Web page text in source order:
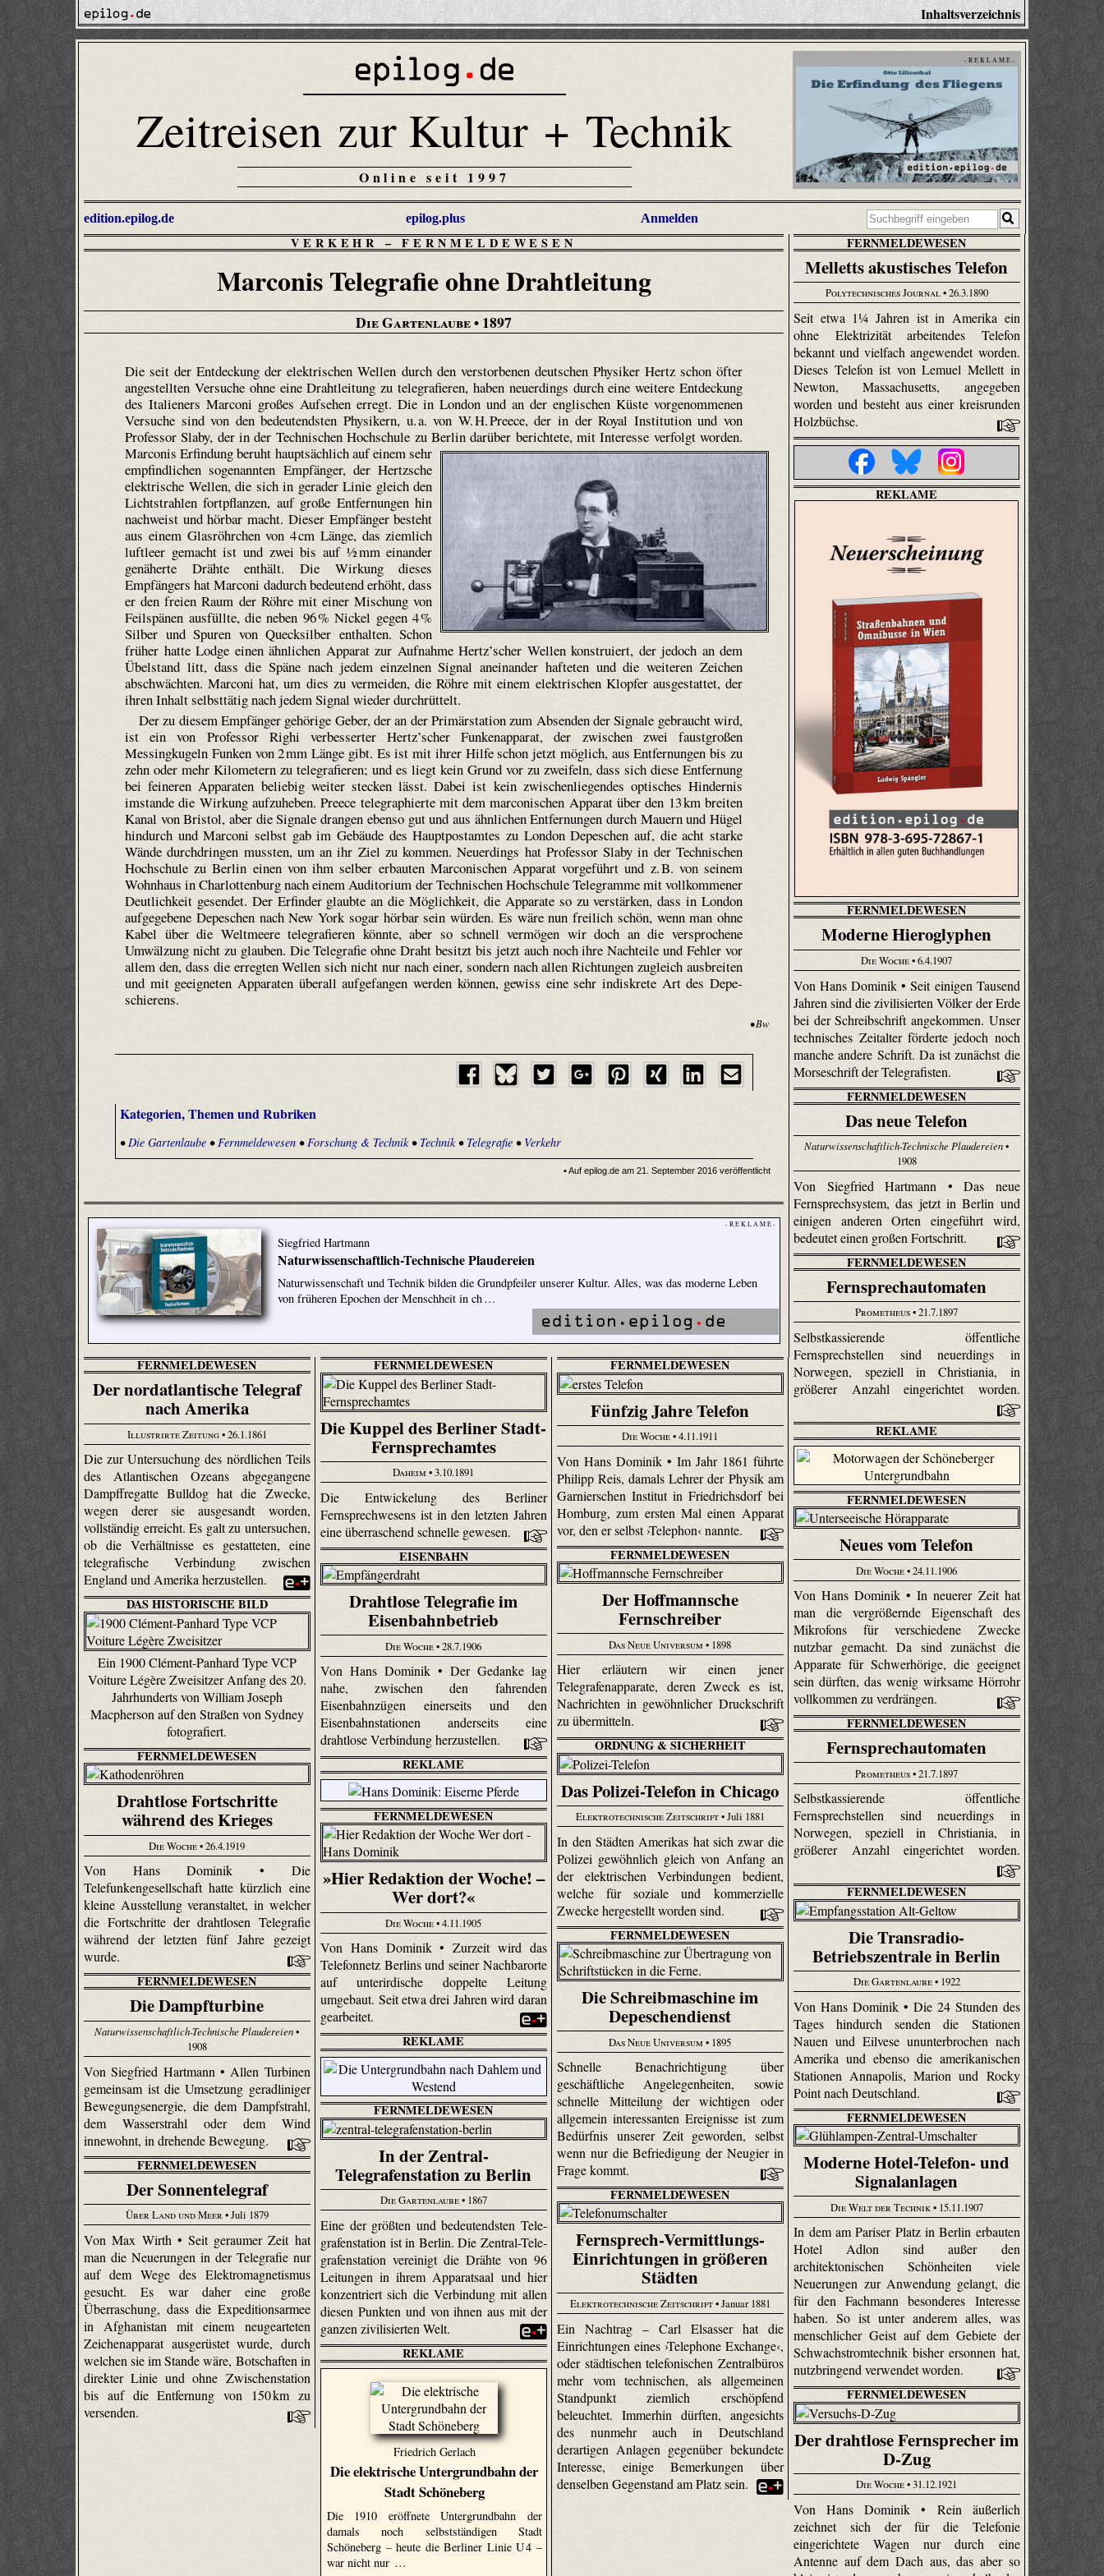
Inhaltsverzeichnis
Zeitreisen zur Kultur + Technik
Online seit 1997
- R E K L A M E -
edition.epilog.de epilog.plus Anmelden
VERKEHR–FERNMELDEWESEN
Marconis Telegrafie ohne Drahtleitung
Die Gartenlaube• 1897
Die seit der Entdeckung der elektrischen Wellen durch den verstorbenen deutschen Physiker Hertz schon öfter
angestellten Versuche ohne eine Drahtleitung zu telegrafieren, haben neuerdings durch eine weitere Entdeckung
des Italieners Marconi großes Aufsehen erregt. Die in London und an der englischen Küste vorgenommenen
Versuche sind von den bedeutendsten Physikern, u. a. von W. H. Preece, der in der Royal Institution und von
Professor Slaby, der in der Technischen Hochschule zu Berlin darüber berichtete, mit Interesse verfolgt worden.
Marconis Erfindung beruht hauptsächlich auf einem sehr
empfindlichen sogenannten Empfänger, der Hertzsche
elektrische Wellen, die sich in gerader Linie gleich den
Lichtstrahlen fortpflanzen, auf große Entfernungen hin
nachweist und hörbar macht. Dieser Empfänger besteht
aus einem Glasröhrchen von 4 cm Länge, das ziemlich
luftleer gemacht ist und zwei bis auf ½ mm einander
genäherte Drähte enthält. Die Wirkung dieses
Empfängers hat Marconi dadurch bedeutend erhöht, dass
er den freien Raum der Röhre mit einer Mischung von
Feilspänen ausfüllte, die neben 96 % Nickel gegen 4 %
Silber und Spuren von Quecksilber enthalten. Schon
früher hatte Lodge einen ähnlichen Apparat zur Aufnahme Hertz’scher Wellen konstruiert, der jedoch an dem
Übelstand litt, dass die Späne nach jedem einzelnen Signal aneinander hafteten und die weiteren Zeichen
abschwächten. Marconi hat, um dies zu vermeiden, die Röhre mit einem elektrischen Klopfer ausgestattet, der
ihren Inhalt selbsttätig nach jedem Signal wieder durchrüttelt.
Der zu diesem Empfänger gehörige Geber, der an der Primär­station zum Absenden der Signale gebraucht wird,
ist ein von Professor Righi verbesserter Hertz’scher Funken­apparat, der zwischen zwei faustgroßen
Messingkugeln Funken von 2 mm Länge gibt. Es ist mit ihrer Hilfe schon jetzt möglich, aus Entfernungen bis zu
zehn oder mehr Kilometern zu telegrafieren; und es liegt kein Grund vor zu zweifeln, dass sich diese Entfernung
bei feineren Apparaten beliebig weiter stecken lässt. Dabei ist kein zwischen­liegendes optisches Hindernis
imstande die Wirkung aufzuheben. Preece telegraphierte mit dem marconischen Apparat über den 13 km breiten
Kanal von Bristol, aber die Signale drangen ebenso gut und aus ähnlichen Entfernungen durch Mauern und Hügel
hindurch und Marconi selbst gab im Gebäude des Hauptpostamtes zu London Depeschen auf, die acht starke
Wände durchdringen mussten, um an ihr Ziel zu kommen. Neuerdings hat Professor Slaby in der Technischen
Hochschule zu Berlin einen von ihm selber erbauten Marconischen Apparat vorgeführt und z. B. von seinem
Wohnhaus in Charlottenburg nach einem Auditorium der Technischen Hochschule Telegramme mit vollkommener
Deutlichkeit gesendet. Der Erfinder glaubte an die Möglichkeit, die Apparate so zu verstärken, dass in London
aufgegebene Depeschen nach New York sogar hörbar sein würden. Es wäre nun freilich schön, wenn man ohne
Kabel über die Weltmeere telegrafieren könnte, aber so schnell vermögen wir doch an die versprochene
Umwälzung nicht zu glauben. Die Telegrafie ohne Draht besitzt bis jetzt auch noch ihre Nachteile und Fehler vor
allem den, dass die erregten Wellen sich nicht nur nach einer, sondern nach allen Richtungen zugleich ausbreiten
und mit geeigneten Apparaten überall aufgefangen werden können, gewiss eine sehr indiskrete Art des Depe­
schierens.
• Bw
Kategorien, Themen und Rubriken
•Die Gartenlaube •Fernmeldewesen •Forschung & Technik• Technik• Telegrafie • Verkehr
• Auf epilog.de am 21. September 2016 veröffentlicht
- R E K L A M E -
Siegfried Hartmann
Naturwissenschaftlich-Technische Plaudereien
Naturwissenschaft und Technik bilden die Grundpfeiler unserer Kultur. Alles, was das moderne Leben
von früheren Epochen der Menschheit in ch …
FERNMELDEWESEN
Melletts akustisches Telefon
Polytechnisches Journal• 26.3.1890
Seit etwa 1¼ Jahren ist in Amerika ein
ohne Elektrizität arbeitendes Telefon
bekannt und vielfach angewendet worden.
Dieses Telefon ist von Lemuel Mellett in
Newton, Massachusetts, angegeben
worden und besteht aus einer kreisrunden
Holzbüchse.
REKLAME
FERNMELDEWESEN
Moderne Hieroglyphen
Die Woche• 6.4.1907
Von Hans Dominik • Seit einigen Tausend
Jahren sind die zivilisierten Völker der Erde
bei der Schreibschrift angekommen. Unser
technisches Zeitalter förderte jedoch noch
manche andere Schrift. Da ist zunächst die
Morseschrift der Tele­gra­fisten.
FERNMELDEWESEN
Das neue Telefon
Naturwissenschaftlich-Technische Plaudereien•
1908
Von Siegfried Hartmann • Das neue
Fernsprechsystem, das jetzt in Berlin und
einigen anderen Orten eingeführt wird,
bedeutet einen großen Fortschritt.
FERNMELDEWESEN
Fernsprechautomaten
Prometheus• 21.7.1897
Selbst­kassierende öffentliche
Fernsprechstellen sind neuerdings in
Norwegen, speziell in Christiania, in
größerer Anzahl eingerichtet worden.
FERNMELDEWESEN
Der nordatlantische Telegraf
nach Amerika
Illustrirte Zeitung• 26.1.1861
Die zur Untersuchung des nördlichen Teils
des Atlantischen Ozeans abgegangene
Dampffregatte Bulldog hat die Zwecke,
wegen derer sie ausgesandt worden,
vollständig erreicht. Es galt zu untersuchen,
ob die Verhältnisse es gestatteten, eine
telegrafische Verbindung zwischen
England und Amerika herzustellen.
FERNMELDEWESEN
Die Kuppel des Berliner Stadt-
Fernsprechamtes
Daheim • 3.10.1891
Die Entwickelung des Berliner
Fernsprechwesens ist in den letzten Jahren
eine überraschend schnelle gewesen.
FERNMELDEWESEN
Fünfzig Jahre Telefon
Die Woche• 4.11.1911
Von Hans Dominik • Im Jahr 1861 führte
Philipp Reis, damals Lehrer der Physik am
Garnierschen Institut in Friedrichsdorf bei
Homburg, zum ersten Mal einen Apparat
vor, den er selbst ›Telephon‹ nannte.
REKLAME
FERNMELDEWESEN
Neues vom Telefon
Die Woche• 24.11.1906
Von Hans Dominik • In neuerer Zeit hat
man die vergrößernde Eigenschaft des
Mikrofons für verschiedene Zwecke
nutzbar gemacht. Da sind zunächst die
Apparate für Schwerhörige, die geeignet
sein dürften, das wenig wirksame Hörrohr
vollkommen zu verdrängen.
FERNMELDEWESEN
Der Hoffmannsche
Fernschreiber
Das Neue Universum • 1898
Hier erläutern wir einen jener
Telegrafenapparate, deren Zweck es ist,
Nachrichten in gewöhnlicher Druckschrift
zu übermitteln.
EISENBAHN
Drahtlose Telegrafie im
Eisenbahnbetrieb
Die Woche• 28.7.1906
Von Hans Dominik • Der Gedanke lag
nahe, zwischen den fahrenden
Eisenbahnzügen einerseits und den
Eisenbahnstationen anderseits eine
drahtlose Verbindung herzustellen.
DAS HISTORISCHE BILD
Ein 1900 Clément-Panhard Type VCP
Voiture Légère Zweisitzer Anfang des 20.
Jahrhunderts von William Joseph
Macpherson auf den Straßen von Sydney
fotografiert.
FERNMELDEWESEN
Drahtlose Fortschritte
während des Krieges
Die Woche• 26.4.1919
Von Hans Dominik • Die
Telefunkengesellschaft hatte kürzlich eine
kleine Ausstellung veranstaltet, in welcher
die Fortschritte der drahtlosen Telegrafie
während der letzten fünf Jahre gezeigt
wurde.
FERNMELDEWESEN
Fernsprechautomaten
Prometheus• 21.7.1897
Selbst­kassierende öffentliche
Fernsprechstellen sind neuerdings in
Norwegen, speziell in Christiania, in
größerer Anzahl eingerichtet worden.
ORDNUNG & SICHERHEIT
Das Polizei-Telefon in Chicago
Elektrotechnische Zeitschrift• Juli 1881
In den Städten Amerikas hat sich zwar die
Polizei gewöhnlich gleich von Anfang an
der elektrischen Verbindungen bedient,
welche für soziale und kommerzielle
Zwecke hergestellt worden sind.
REKLAME
FERNMELDEWESEN
»Hier Redaktion der Woche! –
Wer dort?«
Die Woche• 4.11.1905
Von Hans Dominik • Zurzeit wird das
Telefonnetz Berlins und seiner Nachbarorte
auf unterirdische doppelte Leitung
umgebaut. Seit etwa drei Jahren wird daran
gearbeitet.
FERNMELDEWESEN
Die Transradio-
Betriebszentrale in Berlin
Die Gartenlaube• 1922
Von Hans Dominik • Die 24 Stunden des
Tages hindurch senden die Stationen
Nauen und Eilvese ununterbrochen nach
Amerika und ebenso die amerikanischen
Stationen Anna­polis, Marion und Rocky
Point nach Deutschland.
FERNMELDEWESEN
Die Schreibmaschine im
Depeschendienst
Das Neue Universum • 1895
Schnelle Benachrichtigung über
geschäftliche Angelegenheiten, sowie
schnelle Mitteilung der wichtigen oder
allgemein interessanten Ereignisse ist zum
Bedürfnis unserer Zeit geworden, selbst
wenn nur die Befriedigung der Neugier in
Frage kommt.
FERNMELDEWESEN
Die Dampfturbine
Naturwissenschaftlich-Technische Plaudereien•
1908
Von Siegfried Hartmann • Allen Turbinen
gemeinsam ist die Umsetzung geradliniger
Bewegungsenergie, die dem Dampfstrahl,
dem Wasserstrahl oder dem Wind
innewohnt, in drehende Bewegung.
REKLAME
FERNMELDEWESEN
In der Zentral-
Telegrafenstation zu Berlin
Die Gartenlaube• 1867
Eine der größten und bedeutendsten Tele­
grafen­station ist in Berlin. Die Zentral-Tele­
grafen­station vereinigt die Drähte von 96
Leitungen in ihrem Apparat­saal und hier
konzentriert sich die Verbindung mit allen
diesen Punkten und von ihnen aus mit der
ganzen zivilisierten Welt.
FERNMELDEWESEN
Moderne Hotel-Telefon- und
Signalanlagen
Die Welt der Technik• 15.11.1907
In dem am Pariser Platz in Berlin erbauten
Hotel Adlon sind außer den
architektonischen Schönheiten viele
Neuerungen zur Anwendung gelangt, die
für den Fachmann besonderes Interesse
haben. So ist unter anderem alles, was
menschlicher Geist auf dem Gebiete der
Schwach­strom­technik bisher ersonnen hat,
nutzbringend verwendet worden.
FERNMELDEWESEN
Der Sonnentelegraf
Über Land und Meer• Juli 1879
Von Max Wirth • Seit geraumer Zeit hat
man die Neuerungen in der Telegrafie nur
auf dem Wege des Elektromagnetismus
gesucht. Es war daher eine große
Überraschung, dass die Expeditionsarmee
in Afghanistan mit einem neu­gearteten
Zeichenapparat ausgerüstet wurde, durch
welchen sie im Stande wäre, Botschaften in
direkter Linie und ohne Zwischenstation
bis auf die Entfernung von 150 km zu
versenden.
FERNMELDEWESEN
Fernsprech-Vermittlungs-
Einrichtungen in größeren
Städten
Elektrotechnische Zeitschrift• Januar 1881
Ein Nachtrag – Carl Elsasser hat die
Einrichtungen eines ›Telephone Exchange‹,
oder städtischen telefonischen Zentralbüros
mehr vom technischen, als allgemeinen
Standpunkt ziemlich erschöpfend
beleuchtet. Immerhin dürften, angesichts
des nunmehr auch in Deutschland
derartigen Anlagen gegenüber bekundete
Interesse, einige Bemerkungen über
denselben Gegenstand am Platz sein.
REKLAME
Friedrich Gerlach
Die elektrische Untergrundbahn der
Stadt Schöneberg
Die 1910 eröffnete Untergrundbahn der
damals noch selbstständigen Stadt
Schöneberg – heute die Berliner Linie U 4 –
war nicht nur …
FERNMELDEWESEN
Der drahtlose Fernsprecher im
D-Zug
Die Woche• 31.12.1921
Von Hans Dominik • Rein äußerlich
zeichnet sich der für die Telefonie
eingerichtete Wagen nur durch eine
Antenne auf dem Dach aus, das aber so